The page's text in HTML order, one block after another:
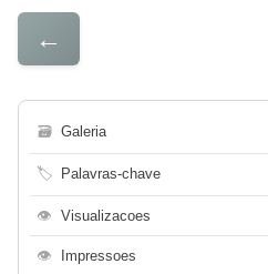
←
🗃 Galeria
🏷 Palavras-chave
👁 Visualizacoes
👁 Impressoes